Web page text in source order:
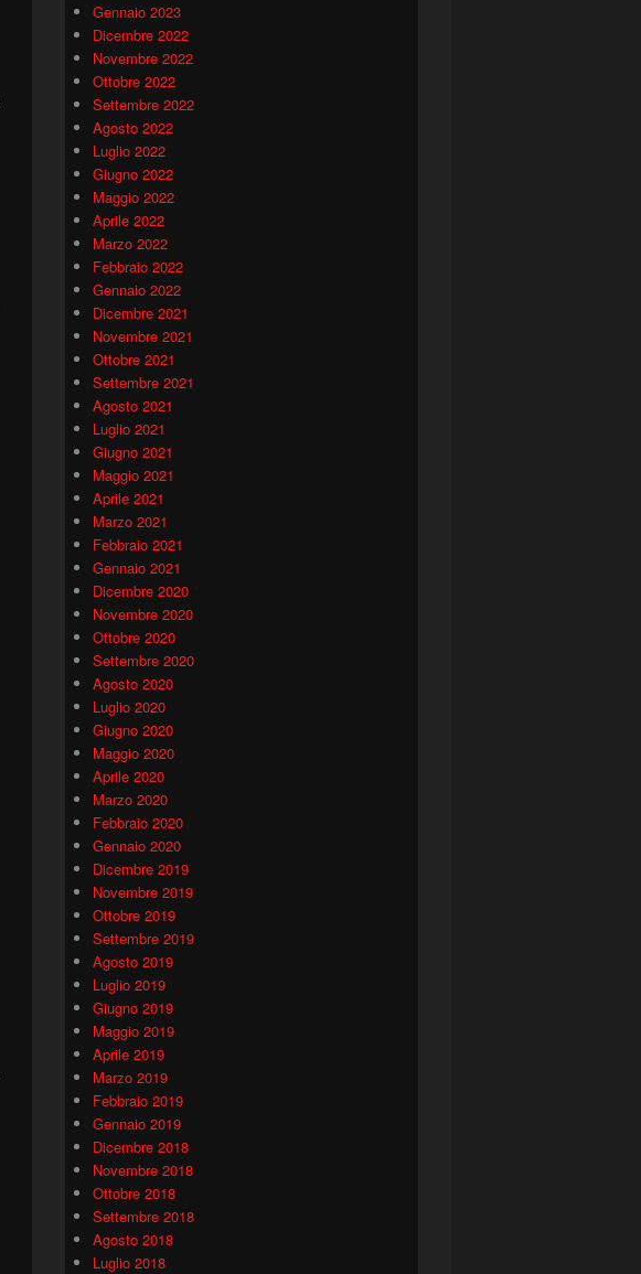
Gennaio 2023
Dicembre 2022
Novembre 2022
Ottobre 2022
Settembre 2022
Agosto 2022
Luglio 2022
Giugno 2022
Maggio 2022
Aprile 2022
Marzo 2022
Febbraio 2022
Gennaio 2022
Dicembre 2021
Novembre 2021
Ottobre 2021
Settembre 2021
Agosto 2021
Luglio 2021
Giugno 2021
Maggio 2021
Aprile 2021
Marzo 2021
Febbraio 2021
Gennaio 2021
Dicembre 2020
Novembre 2020
Ottobre 2020
Settembre 2020
Agosto 2020
Luglio 2020
Giugno 2020
Maggio 2020
Aprile 2020
Marzo 2020
Febbraio 2020
Gennaio 2020
Dicembre 2019
Novembre 2019
Ottobre 2019
Settembre 2019
Agosto 2019
Luglio 2019
Giugno 2019
Maggio 2019
Aprile 2019
Marzo 2019
Febbraio 2019
Gennaio 2019
Dicembre 2018
Novembre 2018
Ottobre 2018
Settembre 2018
Agosto 2018
Luglio 2018